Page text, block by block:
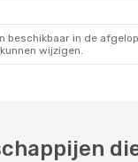
LON- EIN
beschikbaar in de
wijzigen.